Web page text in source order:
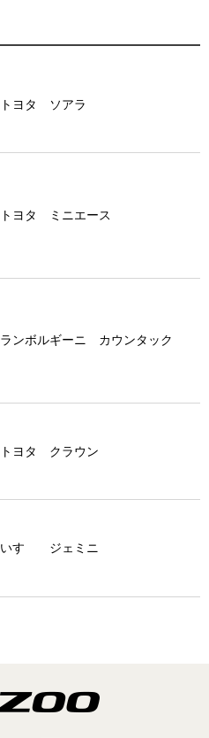
トヨタ ソアラ
トヨタ ミニエース
ランボルギーニ カウンタック
トヨタ クラウン
いすゞ ジェミニ